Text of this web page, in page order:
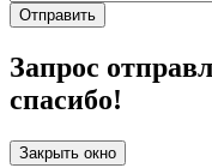
Отправить
Запрос
спасибо!
Закрыть окно